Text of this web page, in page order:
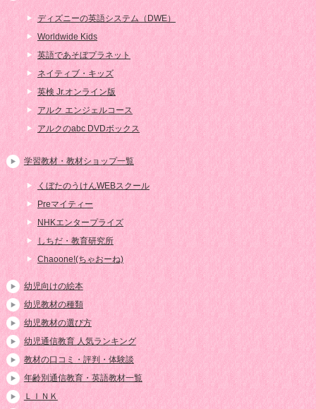
ディズニーの英語システム（DWE）
Worldwide Kids
英語であそぼプラネット
ネイティブ・キッズ
英検 Jr.オンライン版
アルク エンジェルコース
アルクのabc DVDボックス
学習教材・教材ショップ一覧
くぼたのうけんWEBスクール
Preマイティー
NHKエンタープライズ
しちだ・教育研究所
Chaoone!(ちゃおーね)
幼児向けの絵本
幼児教材の種類
幼児教材の選び方
幼児通信教育 人気ランキング
教材の口コミ・評判・体験談
年齢別通信教育・英語教材一覧
ＬＩＮＫ